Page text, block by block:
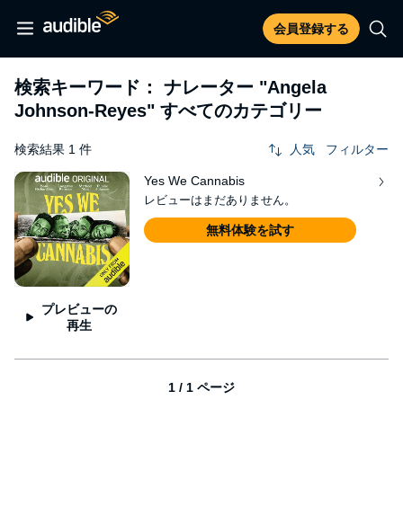
会員登録する
検索キーワード： ナレーター "Angela
Johnson-Reyes" すべてのカテゴリー
検索結果 1 件 人気 フィルター
プレビューの
再生
Yes We Cannabis
レビューはまだありません。
無料体験を試す
1 / 1 ページ